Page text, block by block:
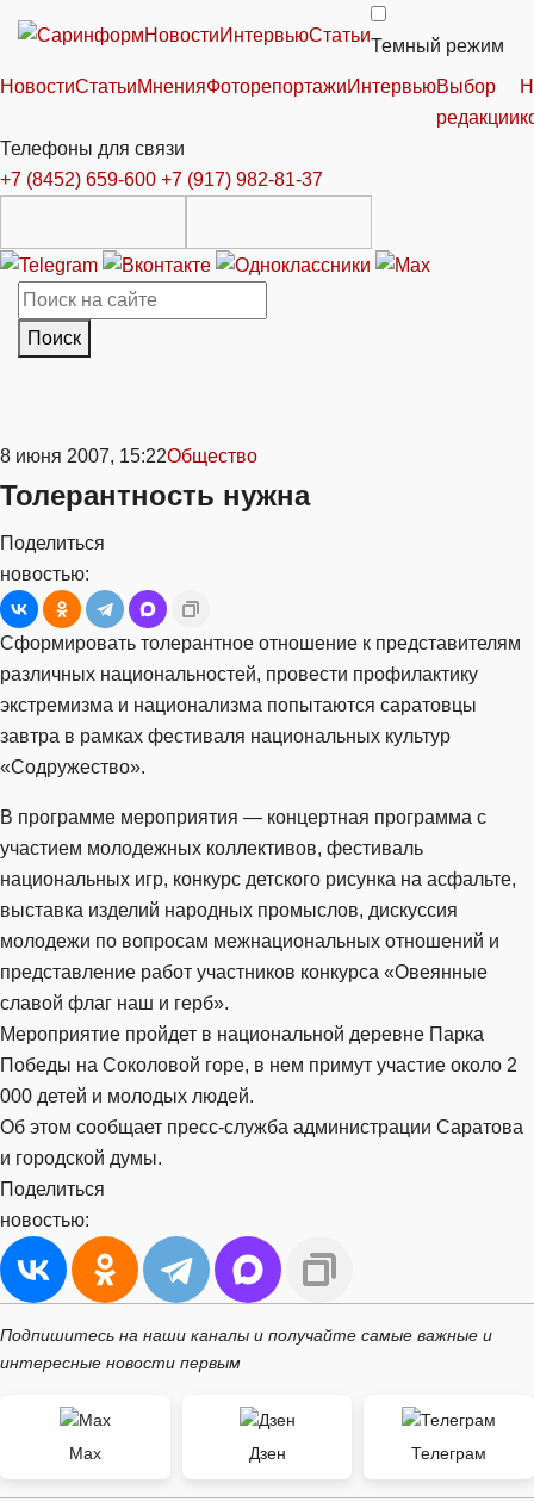
НовостиИнтервьюСтатьи
Темный режим
НовостиСтатьиМненияФоторепортажиИнтервьюВыбор
редакции
Телефоны для связи
+7 (8452) 659-600 +7 (917) 982-81-37
Поиск
8 июня 2007, 15:22Общество
Толерантность нужна
Поделиться
новостью:
Сформировать толерантное отношение к представителям
различных национальностей, провести профилактику
экстремизма и национализма попытаются саратовцы
завтра в рамках фестиваля национальных культур
«Содружество».
В программе мероприятия — концертная программа с
участием молодежных коллективов, фестиваль
национальных игр, конкурс детского рисунка на асфальте,
выставка изделий народных промыслов, дискуссия
молодежи по вопросам межнациональных отношений и
представление работ участников конкурса «Овеянные
славой флаг наш и герб».
Мероприятие пройдет в национальной деревне Парка
Победы на Соколовой горе, в нем примут участие около 2
000 детей и молодых людей.
Об этом сообщает пресс-служба администрации Саратова
и городской думы.
Поделиться
новостью:
Подпишитесь на наши каналы и получайте самые важные и
интересные новости первым
Max Дзен Телеграм